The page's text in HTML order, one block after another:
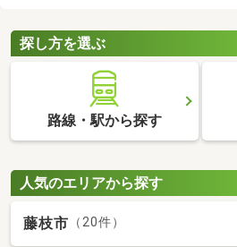
貸物件のなかから、気になるお部屋を
探し方を選ぶ
路線・駅から探す
人気のエリアから探す
藤枝市 （20件）